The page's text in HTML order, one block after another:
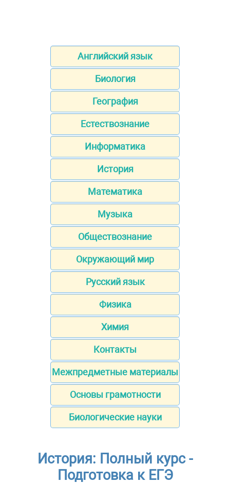
Английский язык
Биология
География
Естествознание
Информатика
История
Математика
Музыка
Обществознание
Окружающий мир
Русский язык
Физика
Химия
Контакты
Межпредметные материалы
Основы грамотности
Биологические науки
История: Полный курс -
Подготовка к ЕГЭ